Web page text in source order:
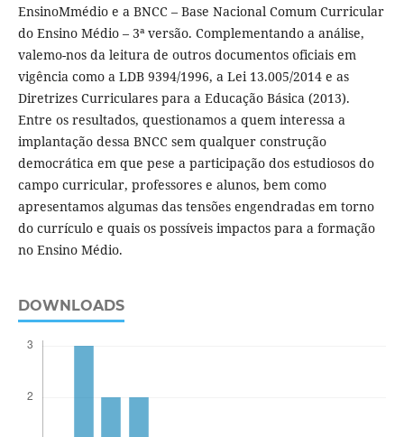
EnsinoMmédio e a BNCC – Base Nacional Comum Curricular
do Ensino Médio – 3ª versão. Complementando a análise,
valemo-nos da leitura de outros documentos oficiais em
vigência como a LDB 9394/1996, a Lei 13.005/2014 e as
Diretrizes Curriculares para a Educação Básica (2013).
Entre os resultados, questionamos a quem interessa a
implantação dessa BNCC sem qualquer construção
democrática em que pese a participação dos estudiosos do
campo curricular, professores e alunos, bem como
apresentamos algumas das tensões engendradas em torno
do currículo e quais os possíveis impactos para a formação
no Ensino Médio.
DOWNLOADS